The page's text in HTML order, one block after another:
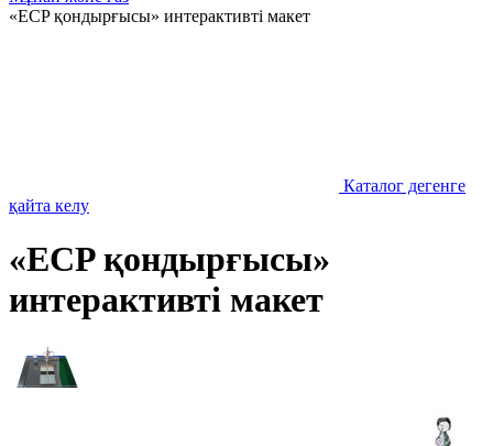
«ECP қондырғысы» интерактивті макет
Каталог дегенге
қайта келу
«ECP қондырғысы»
интерактивті макет